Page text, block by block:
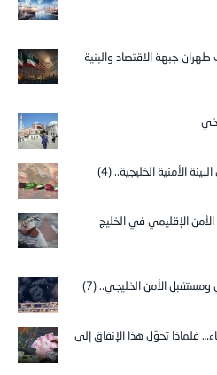
جبهة الاقتصاد والبنية
الأمنية الخليجية.. (4)
الأمن الإقليمي في الخليج
ومستقبل الأمن الخليجي.. (7)
فلماذا تحوّل هذا الإنفاق إلى